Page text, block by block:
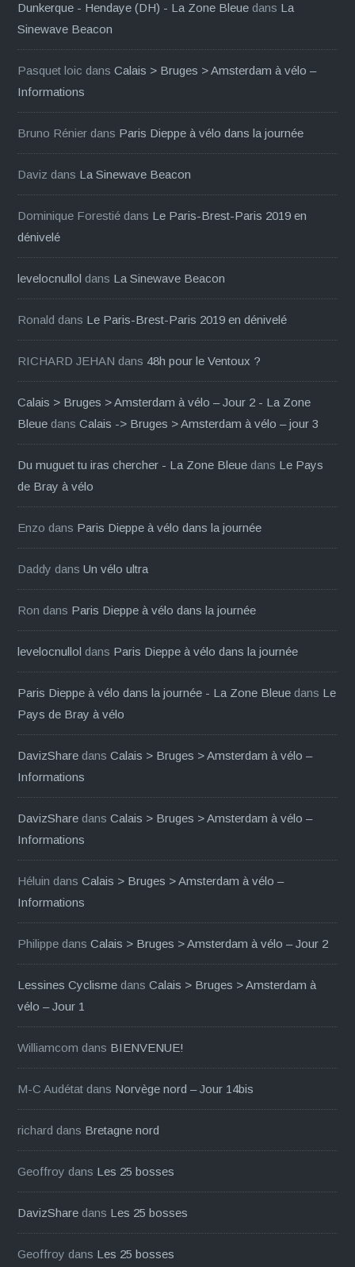
Dunkerque - Hendaye (DH) - La Zone Bleue dans La
Sinewave Beacon
Pasquet loic dansCalais > Bruges > Amsterdam à vélo –
Informations
Bruno Rénier dans Paris Dieppe à vélo dans la journée
Daviz dans La Sinewave Beacon
Dominique Forestié dans Le Paris-Brest-Paris 2019 en
dénivelé
levelocnullol dans La Sinewave Beacon
Ronald dans Le Paris-Brest-Paris 2019 en dénivelé
RICHARD JEHAN dans 48h pour le Ventoux ?
Calais > Bruges > Amsterdam à vélo – Jour 2 - La Zone
Bleue dansCalais -> Bruges > Amsterdam à vélo – jour 3
Du muguet tu iras chercher - La Zone Bleue dans Le Pays
de Bray à vélo
Enzo dans Paris Dieppe à vélo dans la journée
Daddy dansUn vélo ultra
Ron dans Paris Dieppe à vélo dans la journée
levelocnullol dans Paris Dieppe à vélo dans la journée
Paris Dieppe à vélo dans la journée - La Zone Bleue dans Le
Pays de Bray à vélo
DavizShare dansCalais > Bruges > Amsterdam à vélo –
Informations
DavizShare dansCalais > Bruges > Amsterdam à vélo –
Informations
Héluin dansCalais > Bruges > Amsterdam à vélo –
Informations
Philippe dansCalais > Bruges > Amsterdam à vélo – Jour 2
Lessines Cyclisme dansCalais > Bruges > Amsterdam à
vélo – Jour 1
Williamcom dans BIENVENUE!
M-C Audétat dans Norvège nord – Jour 14bis
richard dans Bretagne nord
Geoffroy dans Les 25 bosses
DavizShare dans Les 25 bosses
Geoffroy dans Les 25 bosses